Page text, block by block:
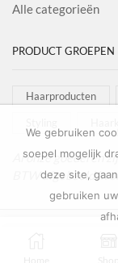
Alle categorieën
PRODUCT GROEPEN
Haarproducten
Al onze goederen
BTW afgebeeld in
We gebruiken
soepel mogelijk
deze site,
gebruiken